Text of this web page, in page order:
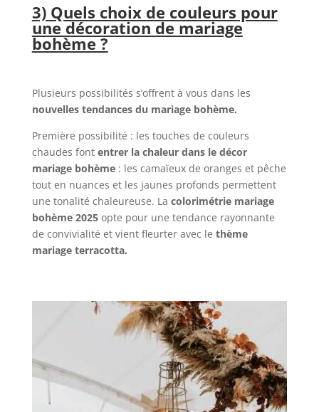
3) Quels choix de couleurs pour
une décoration de mariage
bohème ?
Plusieurs possibilités s’offrent à vous dans les
nouvelles tendances du mariage bohème.
Première possibilité : les touches de couleurs
chaudes fontentrer la chaleur dans le décor
mariage bohème: les camaïeux de oranges et pêche
tout en nuances et les jaunes profonds permettent
une tonalité chaleureuse. La colorimétrie mariage
bohème 2025 opte pour une tendance rayonnante
de convivialité et vient fleurter avec le thème
mariage terracotta.